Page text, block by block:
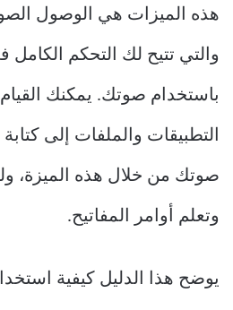
والتي تتيح لك التحكم الكامل
باستخدام صوتك. يمكنك
التطبيقات والملفات إلى
صوتك من خلال هذه الميزة،
وتعلم أوامر المفاتيح.
يوضح هذا الدليل كيفية